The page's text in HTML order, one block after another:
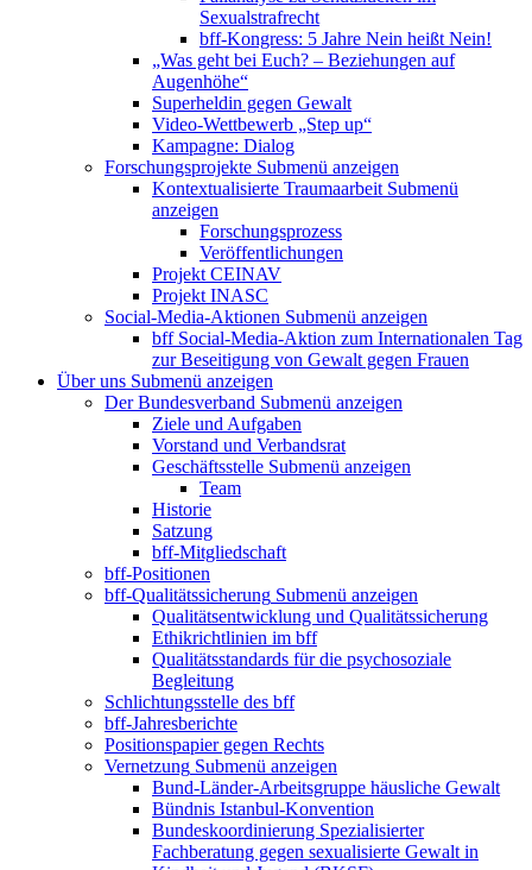
Sexualstrafrecht
bff-Kongress: 5 Jahre Nein heißt Nein!
„Was geht bei Euch? – Beziehungen auf
Augenhöhe“
Superheldin gegen Gewalt
Video-Wettbewerb „Step up“
Kampagne: Dialog
Forschungsprojekte Submenü anzeigen
Kontextualisierte Traumaarbeit Submenü
anzeigen
Forschungsprozess
Veröffentlichungen
Projekt CEINAV
Projekt INASC
Social-Media-Aktionen Submenü anzeigen
bff Social-Media-Aktion zum Internationalen Tag
zur Beseitigung von Gewalt gegen Frauen
Über uns Submenü anzeigen
Der Bundesverband Submenü anzeigen
Ziele und Aufgaben
Vorstand und Verbandsrat
Geschäftsstelle Submenü anzeigen
Team
Historie
Satzung
bff-Mitgliedschaft
bff-Positionen
bff-Qualitätssicherung Submenü anzeigen
Qualitätsentwicklung und Qualitätssicherung
Ethikrichtlinien im bff
Qualitätsstandards für die psychosoziale
Begleitung
Schlichtungsstelle des bff
bff-Jahresberichte
Positionspapier gegen Rechts
Vernetzung Submenü anzeigen
Bund-Länder-Arbeitsgruppe häusliche Gewalt
Bündnis Istanbul-Konvention
Bundeskoordinierung Spezialisierter
Fachberatung gegen sexualisierte Gewalt in